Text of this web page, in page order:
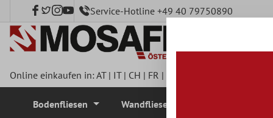
springen Service-Hotline +49 40 79750890
Online einkaufen in:AT| IT| CH | FR |
Bodenfliesen Wandfliesen